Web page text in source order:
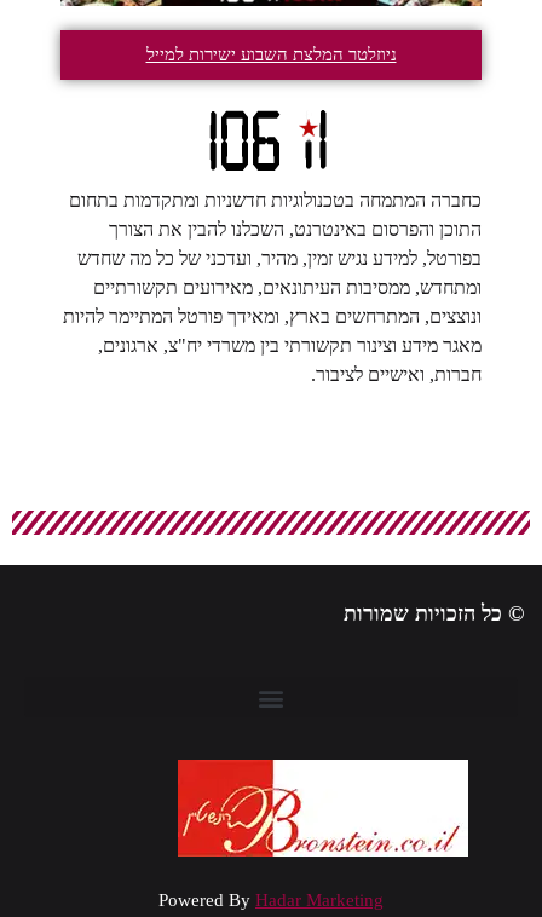
ניוזלטר המלצת השבוע ישירות למייל
כחברה המתמחה בטכנולוגיות חדשניות ומתקדמות בתחום
התוכן והפרסום באינטרנט, השכלנו להבין את הצורך
בפורטל, למידע נגיש זמין, מהיר, ועדכני של כל מה שחדש
ומתחדש, ממסיבות העיתונאים, מאירועים תקשורתיים
ונוצצים, המתרחשים בארץ, ומאידך פורטל המתיימר להיות
מאגר מידע וצינור תקשורתי בין משרדי יח"צ, ארגונים,
חברות, ואישיים לציבור.
כל הזכויות שמורות
Powered ByHadar Marketing